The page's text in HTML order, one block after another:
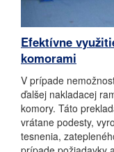
Efektívne
komorami
V prípade
ďalšej nakladacej
komory. Táto
vrátane podesty,
tesnenia,